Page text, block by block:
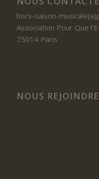
hors-saison-
Association Pour Que
75014 Paris
NOUS REJOINDRE